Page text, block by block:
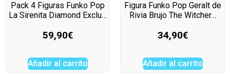
Pack 4 Figuras Funko Pop
La Sirenita Diamond Exclu…
59,90€
Añadir al carrito
Figura Funko Pop Geralt de
Rivia Brujo The Witcher…
34,90€
Añadir al carrito